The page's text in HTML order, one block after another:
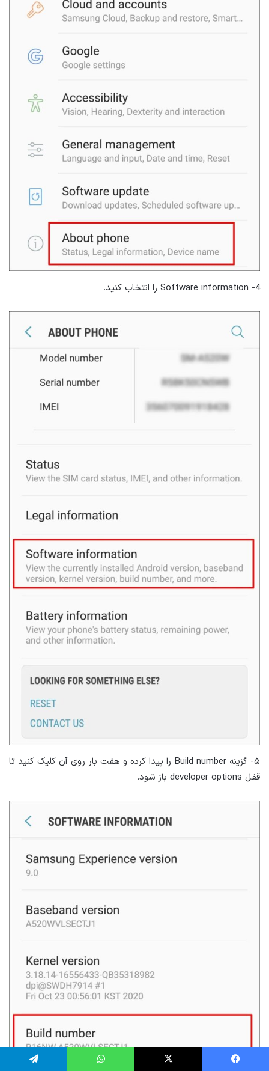
Software information -4 را انتخاب کنید.
۵- گزینه Build number را پیدا کرده و هفت بار روی آن کلیک کنید تا
قفل developer options باز شود.